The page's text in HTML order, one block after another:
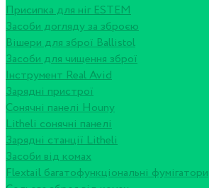
Присипка для ніг ESTEM
Засоби догляду за зброєю
Вішери для зброї Ballistol
Засоби для чищення зброї
Інструмент Real Avid
Зарядні пристрої
Сонячні панелі Houny
Litheli сонячні панелі
Зарядні станції Litheli
Засоби від комах
Flextail багатофункціональні фумігатори